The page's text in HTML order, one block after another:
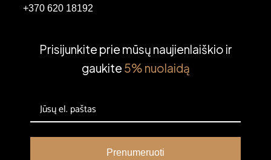
+370 620 18192
Prisijunkite prie mūsų naujienlaiškio ir
gaukite 5% nuolaidą
Prenumeruoti